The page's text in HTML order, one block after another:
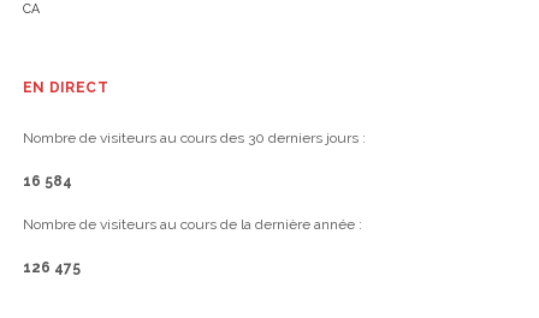
CA
EN DIRECT
Nombre de visiteurs au cours des 30 derniers jours :
16 584
Nombre de visiteurs au cours de la dernière année :
126 475